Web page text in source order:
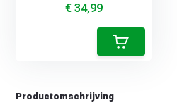
Productomschrijving
€ 34,99